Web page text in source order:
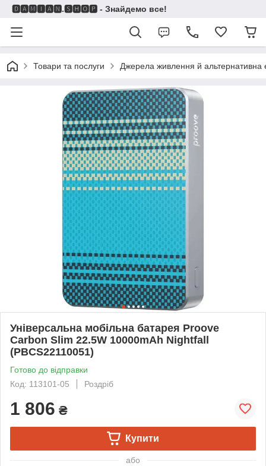
🅳🅰🅼🅸🅰🅽.🆂🅷🅾🅿 - Знайдемо все!
Товари та послуги Джерела живлення й альтернативна
Універсальна мобільна батарея Proove
Carbon Slim 22.5W 10000mAh Nightfall
(PBCS22110051)
Готово до відправки
Код: 113101-05
Роздріб
1 806 ₴
Купити
або